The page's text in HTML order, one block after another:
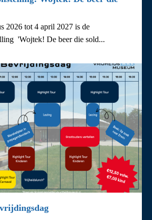
2026 tot 4 april 2027 is de
'Wojtek! De beer die sold...